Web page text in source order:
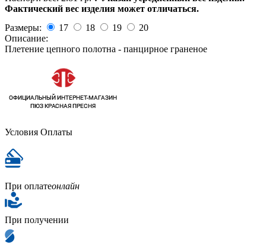
Фактический вес изделия может отличаться.
Размеры:
17 18 19
20
Описание:
Плетение цепного полотна - панцирное граненое
Условия Оплаты
При оплатеонлайн
При получении